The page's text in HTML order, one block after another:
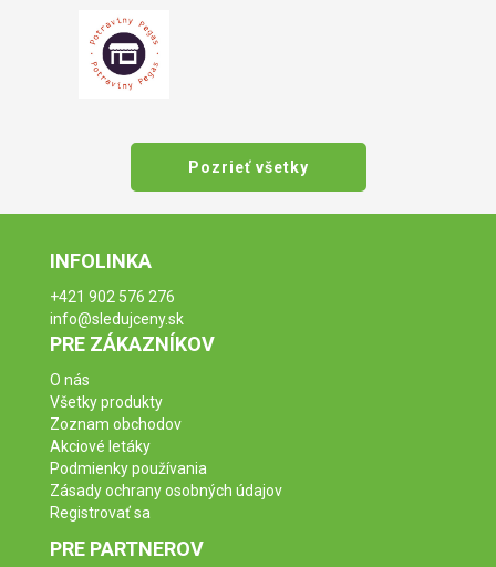
Pozrieť všetky
INFOLINKA
+421 902 576 276
info@sledujceny.sk
PRE ZÁKAZNÍKOV
O nás
Všetky produkty
Zoznam obchodov
Akciové letáky
Podmienky používania
Zásady ochrany osobných údajov
Registrovať sa
PRE PARTNEROV